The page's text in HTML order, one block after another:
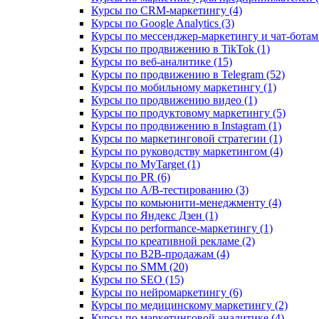
Курсы по CRM-маркетингу (4)
Курсы по Google Analytics (3)
Курсы по мессенджер-маркетингу и чат-
Курсы по продвижению в TikTok (1)
Курсы по веб-аналитике (15)
Курсы по продвижению в Telegram (52)
Курсы по мобильному маркетингу (1)
Курсы по продвижению видео (1)
Курсы по продуктовому маркетингу (5)
Курсы по продвижению в Instagram (1)
Курсы по маркетинговой стратегии (1)
Курсы по руководству маркетингом (4)
Курсы по MyTarget (1)
Курсы по PR (6)
Курсы по A/B-тестированию (3)
Курсы по комьюнити-менеджменту (4)
Курсы по Яндекс Дзен (1)
Курсы по performance-маркетингу (1)
Курсы по креативной рекламе (2)
Курсы по B2B-продажам (4)
Курсы по SMM (20)
Курсы по SEO (15)
Курсы по нейромаркетингу (6)
Курсы по медицинскому маркетингу (2)